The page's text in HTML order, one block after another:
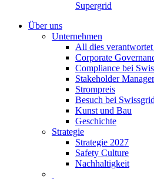
Supergrid
Über uns
Unternehmen
All dies
Corporate
Compliance bei
Stakeholder
Strompreis
Besuch bei Swissgrid
Kunst und Bau
Geschichte
Strategie
Strategie 2027
Safety Culture
Nachhaltigkeit